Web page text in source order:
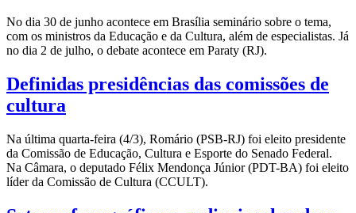
No dia 30 de junho acontece em Brasília seminário sobre o tema,
com os ministros da Educação e da Cultura, além de especialistas. Já
no dia 2 de julho, o debate acontece em Paraty (RJ).
Definidas presidências das comissões de
cultura
Na última quarta-feira (4/3), Romário (PSB-RJ) foi eleito presidente
da Comissão de Educação, Cultura e Esporte do Senado Federal.
Na Câmara, o deputado Félix Mendonça Júnior (PDT-BA) foi eleito
líder da Comissão de Cultura (CCULT).